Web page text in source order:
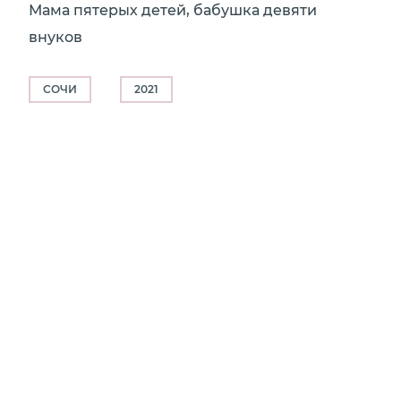
Мама пятерых детей, бабушка девяти
внуков
СОЧИ 2021